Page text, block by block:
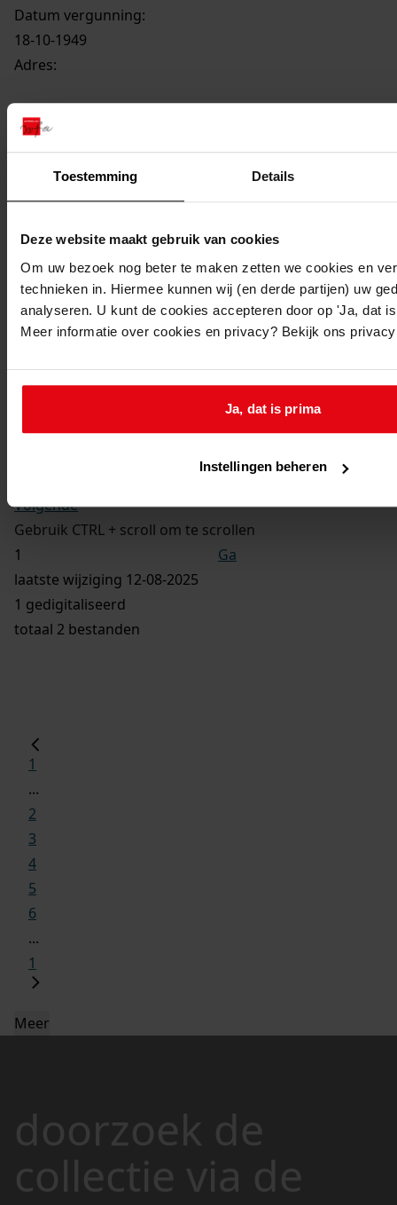
Toestemming Details
Deze website maakt gebruik van cookies
Om uw bezoek nog beter te maken zetten we cookies en
technieken in. Hiermee kunnen wij (en derde partijen) uw
analyseren. U kunt de cookies accepteren door op 'Ja, dat
Meer informatie over cookies en privacy? Bekijk ons
Ja, dat is prima
Instellingen beheren
Datum vergunning:
18-10-1949
Adres:
Andijk, Geuzenbuurt 276
Nieuw adres:
Andijk, Dijkweg 294
Perceel:
Andijk, sectie D 369
Gemeente:
Ga naar dit stuk:
Verbouw van een woning zodanig dat er twee
woningen ontstaan, 1949
Volgende
Gebruik CTRL + scroll om te scrollen
Ga
laatste wijziging 12-08-2025
1 gedigitaliseerd
totaal 2 bestanden
1
...
2
3
4
5
6
...
1
Meer
doorzoek de
collectie via de